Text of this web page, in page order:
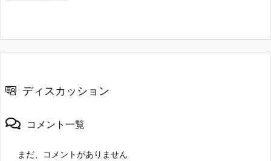
ディスカッション
コメント一覧
まだ、コメントがありません